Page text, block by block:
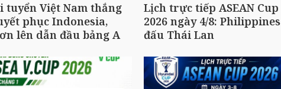
tuyển Việt Nam thắng
phục Indonesia,
lên dẫn đầu bảng A
Lịch trực tiếp ASEAN Cup
2026 ngày 4/8: Philippines
đấu Thái Lan